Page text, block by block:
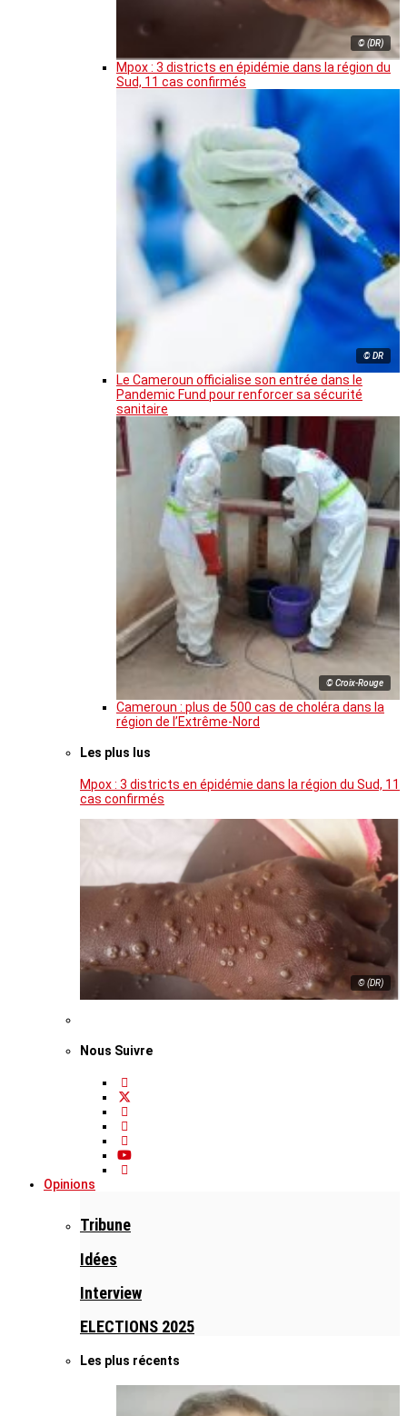
© (DR)
Mpox : 3 districts en épidémie dans la région du
Sud, 11 cas confirmés
© DR
Le Cameroun officialise son entrée dans le
Pandemic Fund pour renforcer sa sécurité
sanitaire
© Croix-Rouge
Cameroun : plus de 500 cas de choléra dans la
région de l’Extrême-Nord
Les plus lus
Mpox : 3 districts en épidémie dans la région du Sud, 11
cas confirmés
© (DR)
Nous Suivre
Opinions
Tribune
Idées
Interview
ELECTIONS 2025
Les plus récents